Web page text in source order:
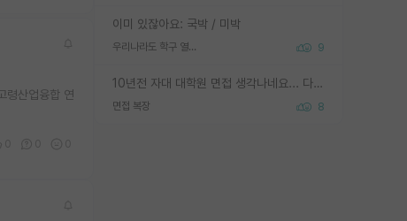
이미 있잖아요: 국박 / 미박
우리나라도 학구 열풍보면 Higher Doctorate 학위가 필요하다고 봅니다. 9
10년전 자대 대학원 면접 생각나네요... 다들 양복에 넥타이까지 하고 갔더니, 국회의원 출마하냐고 놀리셨던. (면접질문내용: 증명사진에선 두상이 계란형인데, 실제론 그렇지 않다. 증명사진이 뭘 증명하고 있는거냐)ㅋㅋㅋㅋ
면접 복장 8
령산업융합 연